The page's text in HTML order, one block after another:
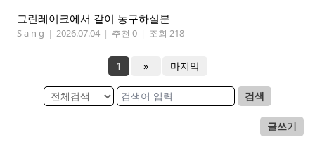
그린레이크에서 같이 농구하실분
S a n g | 2026.07.04 | 추천 0 | 조회 218
1 » 마지막
검색
글쓰기